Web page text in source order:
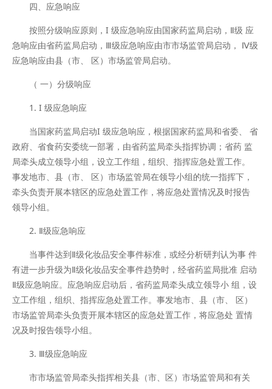
四、应急响应
按照分级响应原则，I 级应急响应由国家药监局启动，Ⅱ级 应
急响应由省药监局启动，Ⅲ级应急响应由市市场监管局启动， Ⅳ级
应急响应由县（市、 区）市场监管局启动。
（ 一）分级响应
1. I 级应急响应
当国家药监局启动I 级应急响应，根据国家药监局和省委、 省
政府、省食药安委统一部署，由省药监局牵头指挥协调；省药 监
局牵头成立领导小组，设立工作组，组织、指挥应急处置工作。
事发地市、县（市、 区）市场监管局在领导小组的统一指挥下，
牵头负责开展本辖区的应急处置工作，将应急处置情况及时报告
领导小组。
2. Ⅱ级应急响应
当事件达到Ⅱ级化妆品安全事件标准，或经分析研判认为事 件
有进一步升级为Ⅱ级化妆品安全事件趋势时，经省药监局批准 启动
Ⅱ级应急响应。应急响应启动后，省药监局牵头成立领导小 组，设
立工作组，组织、指挥应急处置工作。事发地市、县（市、 区）
市场监管局牵头负责开展本辖区的应急处置工作，将应急处 置情
况及时报告领导小组。
3. Ⅲ级应急响应
市市场监管局牵头指挥相关县（市、区）市场监管局和有关